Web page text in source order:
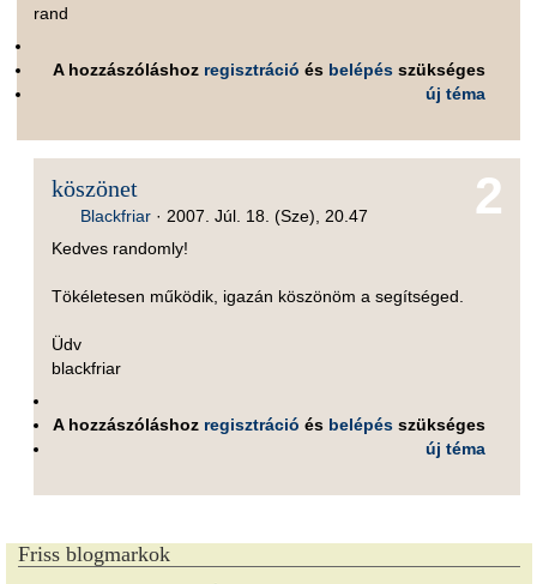
rand
A hozzászóláshoz regisztráció és belépés szükséges
új téma
2
köszönet
Blackfriar· 2007. Júl. 18. (Sze), 20.47
Kedves randomly!
Tökéletesen működik, igazán köszönöm a segítséged.
Üdv
blackfriar
A hozzászóláshoz regisztráció és belépés szükséges
új téma
Friss blogmarkok